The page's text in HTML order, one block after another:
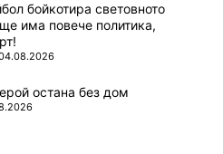
бойкотира световното
има повече политика,
остана без дом